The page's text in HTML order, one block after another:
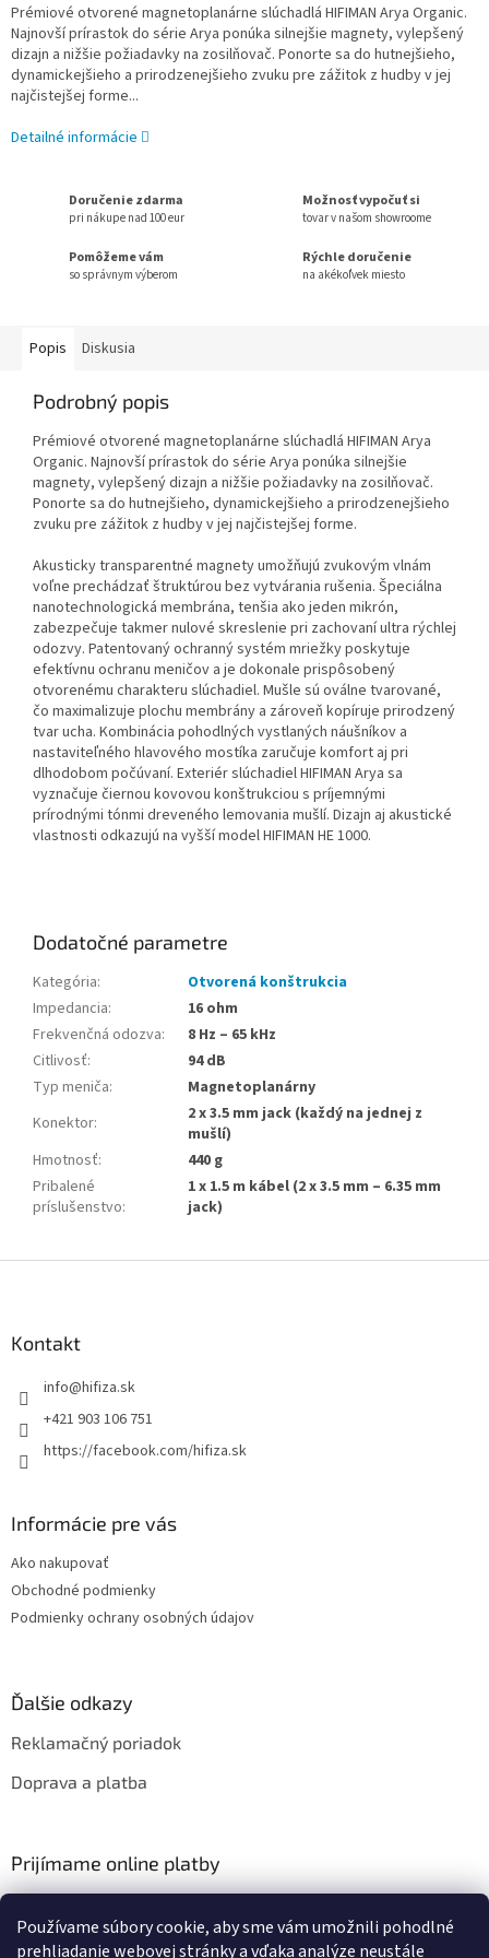
Používame súbory cookie, aby sme vám umožnili pohodlné
prehliadanie webovej stránky a vďaka analýze neustále
Prémiové otvorené magnetoplanárne slúchadlá HIFIMAN Arya Organic.
Najnovší prírastok do série Arya ponúka silnejšie magnety, vylepšený
dizajn a nižšie požiadavky na zosilňovač. Ponorte sa do hutnejšieho,
dynamickejšieho a prirodzenejšieho zvuku pre zážitok z hudby v jej
najčistejšej forme...
Detailné informácie
Doručenie zdarma
pri nákupe nad 100 eur
Možnosť vypočuť si
tovar v našom showroome
Pomôžeme vám
so správnym výberom
Rýchle doručenie
na akékoľvek miesto
Popis Diskusia
Podrobný popis
Prémiové otvorené magnetoplanárne slúchadlá HIFIMAN Arya
Organic. Najnovší prírastok do série Arya ponúka silnejšie
magnety, vylepšený dizajn a nižšie požiadavky na zosilňovač.
Ponorte sa do hutnejšieho, dynamickejšieho a prirodzenejšieho
zvuku pre zážitok z hudby v jej najčistejšej forme.
Akusticky transparentné magnety umožňujú zvukovým vlnám
voľne prechádzať štruktúrou bez vytvárania rušenia. Špeciálna
nanotechnologická membrána, tenšia ako jeden mikrón,
zabezpečuje takmer nulové skreslenie pri zachovaní ultra rýchlej
odozvy. Patentovaný ochranný systém mriežky poskytuje
efektívnu ochranu meničov a je dokonale prispôsobený
otvorenému charakteru slúchadiel. Mušle sú oválne tvarované,
čo maximalizuje plochu membrány a zároveň kopíruje prirodzený
tvar ucha. Kombinácia pohodlných vystlaných náušníkov a
nastaviteľného hlavového mostíka zaručuje komfort aj pri
dlhodobom počúvaní. Exteriér slúchadiel HIFIMAN Arya sa
vyznačuje čiernou kovovou konštrukciou s príjemnými
prírodnými tónmi dreveného lemovania mušlí. Dizajn aj akustické
vlastnosti odkazujú na vyšší model HIFIMAN HE 1000.
Dodatočné parametre
Kategória:
Otvorená konštrukcia
Impedancia:
16 ohm
Frekvenčná odozva:
8 Hz – 65 kHz
Citlivosť:
94 dB
Typ meniča:
Magnetoplanárny
Konektor:
2 x 3.5 mm jack (každý na jednej z
mušlí)
Hmotnosť:
440 g
Pribalené
príslušenstvo:
1 x 1.5 m kábel (2 x 3.5 mm – 6.35 mm
jack)
Kontakt
info@hifiza.sk
+421 903 106 751
https://facebook.com/hifiza.sk
Informácie pre vás
Ako nakupovať
Obchodné podmienky
Podmienky ochrany osobných údajov
Ďalšie odkazy
Reklamačný poriadok
Doprava a platba
Prijímame online platby